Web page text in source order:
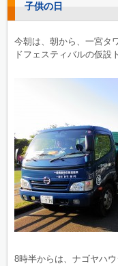
子供の日
今朝は、朝から、一宮タ
ドフェスティバルの仮設
8時半からは、ナゴヤハ